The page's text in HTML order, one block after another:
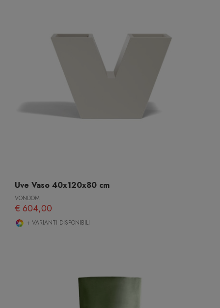
Uve Vaso 40x120x80 cm
VONDOM
€ 604,00
+ VARIANTI DISPONIBILI